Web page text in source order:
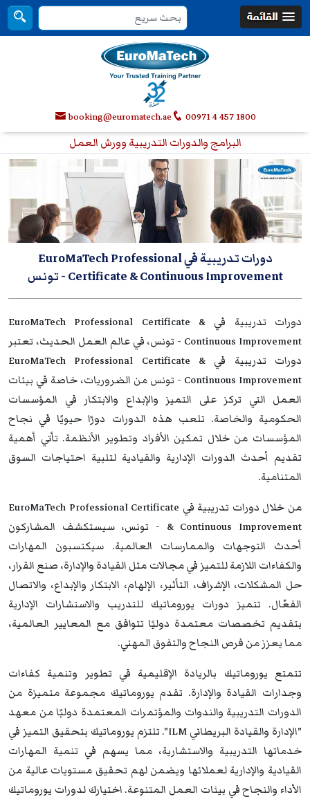
00971 4 457 1800
booking@euromatech.ae
البرامج والدورات التدريبية وورش العمل
دورات تدريبية في EuroMaTech Professional
Certificate & Continuous Improvement- تونس
دورات تدريبية في EuroMaTech Professional Certificate &
Continuous Improvement - تونس، في عالم العمل الحديث، تعتبر
دورات تدريبية في EuroMaTech Professional Certificate &
Continuous Improvement - تونس من الضروريات، خاصة في بيئات
العمل التي تركز على التميز والإبداع والابتكار في المؤسسات
الحكومية والخاصة. تلعب هذه الدورات دورًا حيويًا في نجاح
المؤسسات من خلال تمكين الأفراد وتطوير الأنظمة. تأتي أهمية
تقديم أحدث الدورات الإدارية والقيادية لتلبية احتياجات السوق
المتنامية.
من خلال دورات تدريبية في EuroMaTech Professional Certificate
& Continuous Improvement - تونس، سيستكشف المشاركون
أحدث التوجهات والممارسات العالمية. سيكتسبون المهارات
والكفاءات اللازمة للتميز في مجالات مثل القيادة والإدارة، صنع القرار،
حل المشكلات، الإشراف، التأثير، الإلهام، الابتكار والإبداع، والاتصال
الفعّال. تتميز دورات يوروماتيك للتدريب والاستشارات الإدارية
بتقديم تخصصات معتمدة دوليًا تتوافق مع المعايير العالمية،
مما يعزز من فرص النجاح والتفوق المهني.
تتمتع يوروماتيك بالريادة الإقليمية في تطوير وتنمية كفاءات
وجدارات القيادة والإدارة. تقدم يوروماتيك مجموعة متميزة من
الدورات التدريبية والندوات والمؤتمرات المعتمدة دوليًا من معهد
"الإدارة والقيادة البريطاني ILM". تلتزم يوروماتيك بتحقيق التميز في
خدماتها التدريبية والاستشارية، مما يسهم في تنمية المهارات
القيادية والإدارية لعملائها ويضمن لهم تحقيق مستويات عالية من
الأداء والنجاح في بيئات العمل المتنوعة. اختيارك لدورات يوروماتيك